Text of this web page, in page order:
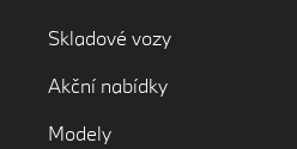
Skladové vozy
Akční nabídky
Modely